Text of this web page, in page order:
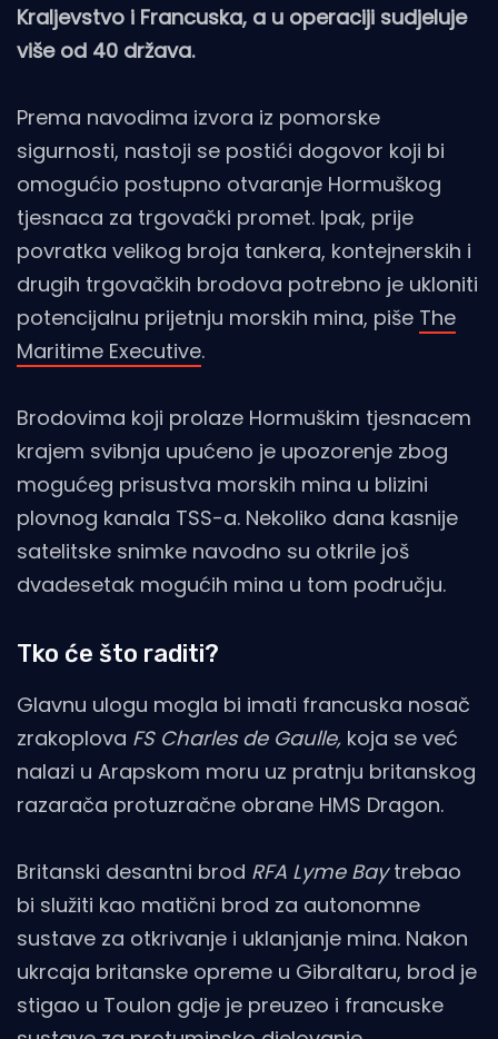
Kraljevstvo i Francuska, a u operaciji sudjeluje
više od 40 država.
Prema navodima izvora iz pomorske
sigurnosti, nastoji se postići dogovor koji bi
omogućio postupno otvaranje Hormuškog
tjesnaca za trgovački promet. Ipak, prije
povratka velikog broja tankera, kontejnerskih i
drugih trgovačkih brodova potrebno je ukloniti
potencijalnu prijetnju morskih mina, piše The
Maritime Executive.
Brodovima koji prolaze Hormuškim tjesnacem
krajem svibnja upućeno je upozorenje zbog
mogućeg prisustva morskih mina u blizini
plovnog kanala TSS-a. Nekoliko dana kasnije
satelitske snimke navodno su otkrile još
dvadesetak mogućih mina u tom području.
Tko će što raditi?
Glavnu ulogu mogla bi imati francuska nosač
zrakoplova FS Charles de Gaulle, koja se već
nalazi u Arapskom moru uz pratnju britanskog
razarača protuzračne obrane HMS Dragon.
Britanski desantni brod RFA Lyme Baytrebao
bi služiti kao matični brod za autonomne
sustave za otkrivanje i uklanjanje mina. Nakon
ukrcaja britanske opreme u Gibraltaru, brod je
stigao u Toulon gdje je preuzeo i francuske